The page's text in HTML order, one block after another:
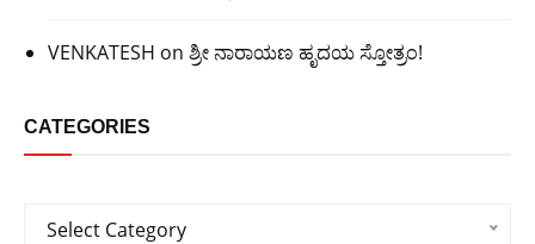
VENKATESH on ಶ್ರೀ ನಾರಾಯಣ ಹೃದಯ ಸ್ತೋತ್ರಂ!
CATEGORIES
Categories
Select Category